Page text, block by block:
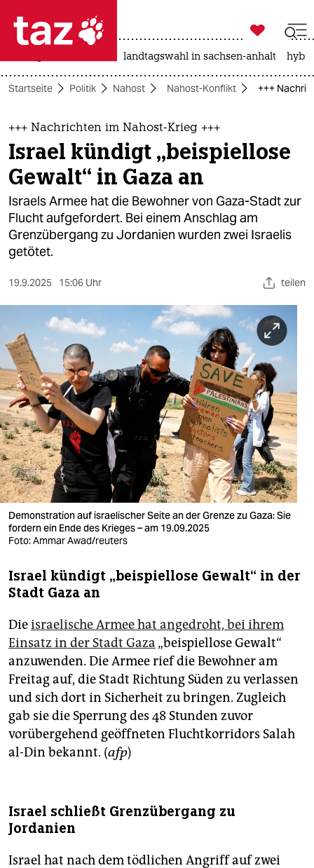
 taz zahl ich
taz zahl ich
themen
politik
öko
gesellschaft
kultur
sport
nord
wahrheit
verlag
verlag
veranstaltungen
shop
fragen & hilfe
unterstützen
abo
epaper login

taz zahl ich
landtagswahl in sachsen-anhalt
Startseite Politik Nahost Nahost-Konflikt +++
+++ Nachrichten im Nahost-Krieg +++
Israel kündigt „beispiellose
Gewalt“ in Gaza an
Israels Armee hat die Bewohner von Gaza-Stadt zur
Flucht aufgefordert. Bei einem Anschlag am
Grenzübergang zu Jordanien wurden zwei Israelis
getötet.
19.9.2025 15:06 Uhr teilen
Demonstration auf israelischer Seite an der Grenze zu Gaza: Sie
fordern ein Ende des Krieges – am 19.09.2025
Foto: Ammar Awad/reuters
Israel kündigt „beispiellose Gewalt“ in der
Stadt Gaza an
Dieisraelische Armee hat angedroht, bei ihrem
Einsatz in der Stadt Gaza „beispiellose Gewalt“
anzuwenden. Die Armee rief die Bewohner am
Freitag auf, die Stadt Richtung Süden zu verlassen
und sich dort in Sicherheit zu bringen. Zugleich
gab sie die Sperrung des 48 Stunden zuvor
vorübergehend geöffneten Fluchtkorridors Salah
al-Din bekannt. (afp)
Israel schließt Grenzübergang zu
Jordanien
Israel hat nach dem tödlichen Angriff auf zwei